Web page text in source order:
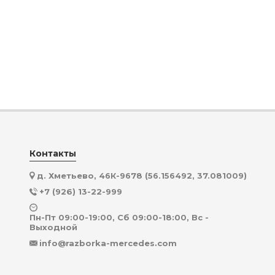
Контакты
д. Хметьево, 46К-9678 (56.156492, 37.081009)
+7 (926) 13-22-999
Пн-Пт 09:00-19:00, Сб 09:00-18:00, Вс -
Выходной
info@razborka-mercedes.com